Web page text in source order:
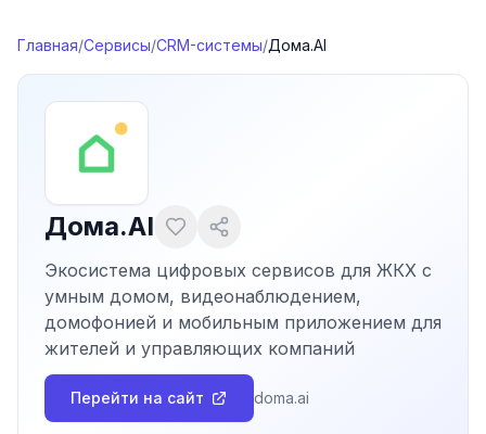
Главная/Сервисы/CRM-системы/Дома.AI
Дома.AI
Экосистема цифровых сервисов для ЖКХ с
умным домом, видеонаблюдением,
домофонией и мобильным приложением для
жителей и управляющих компаний
Перейти на сайт doma.ai